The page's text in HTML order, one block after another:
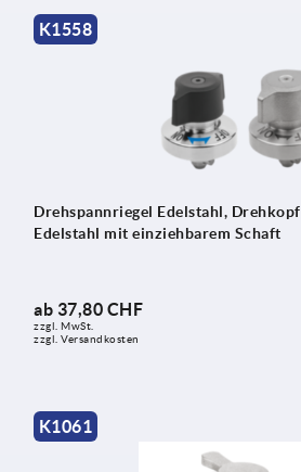
K1558
Drehspannriegel Edelstahl,
Edelstahl mit einziehbarem Schaft
ab 37,80 CHF
zzgl. MwSt.
zzgl. Versandkosten
K1061